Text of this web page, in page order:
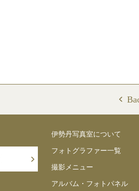
伊勢丹写真室について
フォトグラファー一覧
撮影メニュー
アルバム・フォトパネル